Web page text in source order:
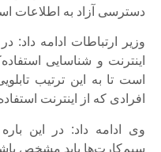
دسترسی آزاد به اطلاعات
وزیر ارتباطات ادامه داد:
اینترنت و شناسایی
است تا به این ترتیب
افرادی که از اینترنت
وی ادامه داد: در این
سیم‌کارت‌ها باید مشخص